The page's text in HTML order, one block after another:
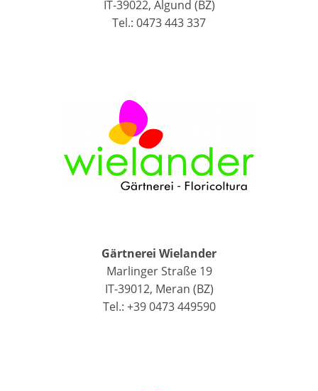
IT-39022, Algund (BZ)
Tel.: 0473 443 337
Gärtnerei Wielander
Marlinger Straße 19
IT-39012, Meran (BZ)
Tel.: +39 0473 449590